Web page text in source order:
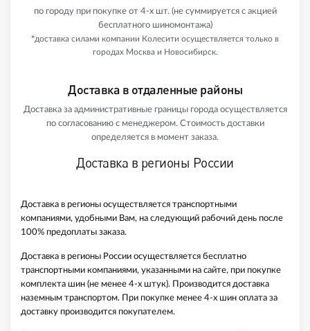
по городу при покупке от 4-х шт. (не суммируется с акцией
бесплатного шиномонтажа)
*доставка силами компании Колесити осуществляется только в
городах Москва и Новосибирск.
Доставка в отдаленные районы
Доставка за административные границы города осуществляется
по согласованию с менеджером. Стоимость доставки
определяется в момент заказа.
Доставка в регионы России
Доставка в регионы осуществляется транспортными
компаниями, удобными Вам, на следующий рабочий день после
100% предоплаты заказа.
Доставка в регионы России осуществляется бесплатно
транспортными компаниями, указанными на сайте, при покупке
комплекта шин (не менее 4-х штук). Производится доставка
наземным транспортом. При покупке менее 4-х шин оплата за
доставку производится покупателем.